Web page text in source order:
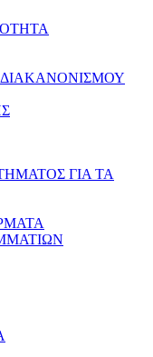
ΓΙΑ ΤΑ